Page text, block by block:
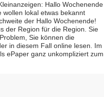
Hallo Wochenende
wollen lokal etwas bekannt
der Hallo Wochenende!
der Region für die Region. Sie
Sie können die
in diesem Fall online lesen. Im
ePaper ganz unkompliziert zum